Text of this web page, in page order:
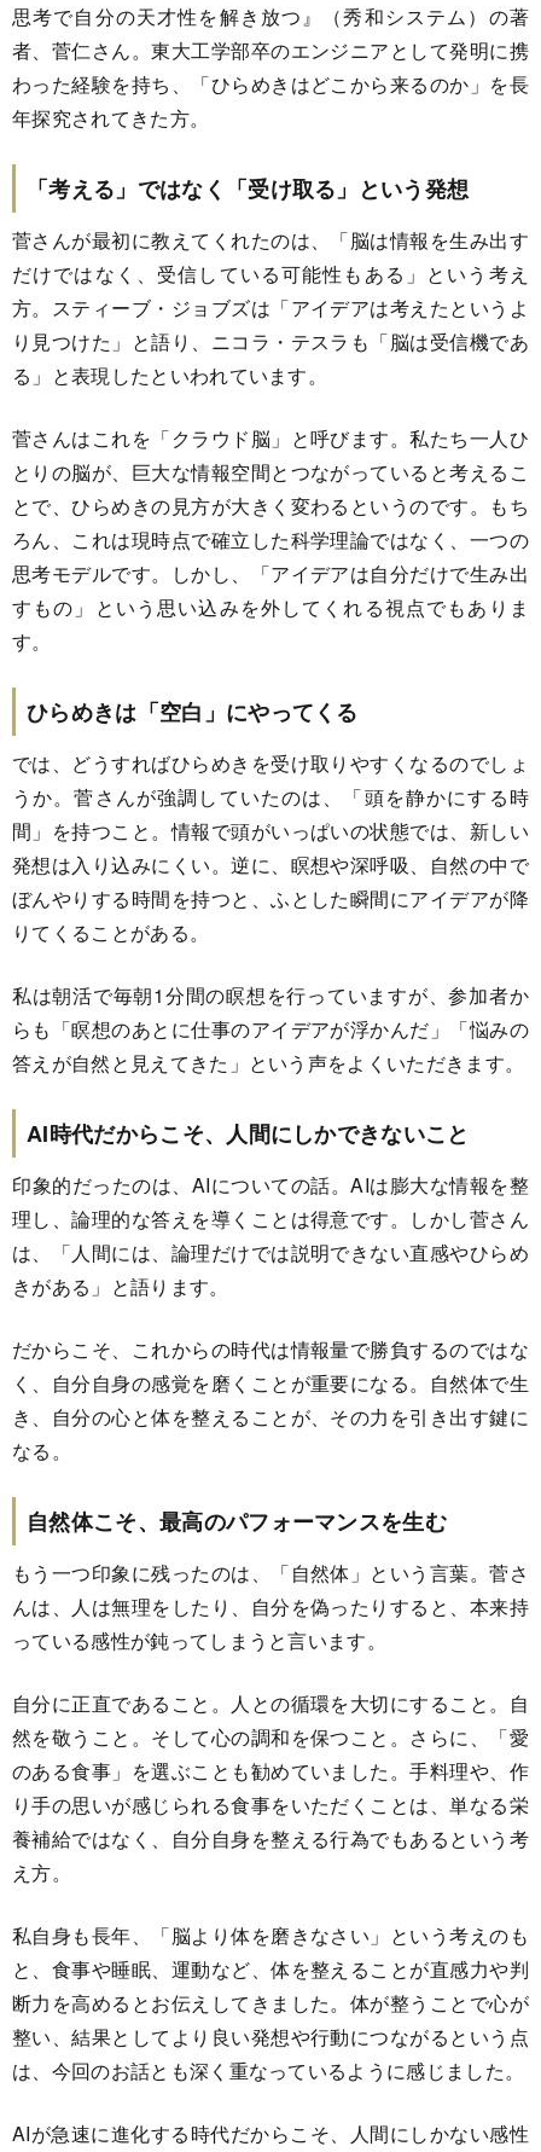
思考で自分の天才性を解き放つ』（秀和システム）の著
者、菅仁さん。東大工学部卒のエンジニアとして発明に携
わった経験を持ち、「ひらめきはどこから来るのか」を長
年探究されてきた方。
「考える」ではなく「受け取る」という発想
菅さんが最初に教えてくれたのは、「脳は情報を生み出す
だけではなく、受信している可能性もある」という考え
方。スティーブ・ジョブズは「アイデアは考えたというよ
り見つけた」と語り、ニコラ・テスラも「脳は受信機であ
る」と表現したといわれています。
菅さんはこれを「クラウド脳」と呼びます。私たち一人ひ
とりの脳が、巨大な情報空間とつながっていると考えるこ
とで、ひらめきの見方が大きく変わるというのです。もち
ろん、これは現時点で確立した科学理論ではなく、一つの
思考モデルです。しかし、「アイデアは自分だけで生み出
すもの」という思い込みを外してくれる視点でもありま
す。
ひらめきは「空白」にやってくる
では、どうすればひらめきを受け取りやすくなるのでしょ
うか。菅さんが強調していたのは、「頭を静かにする時
間」を持つこと。情報で頭がいっぱいの状態では、新しい
発想は入り込みにくい。逆に、瞑想や深呼吸、自然の中で
ぼんやりする時間を持つと、ふとした瞬間にアイデアが降
りてくることがある。
私は朝活で毎朝1分間の瞑想を行っていますが、参加者か
らも「瞑想のあとに仕事のアイデアが浮かんだ」「悩みの
答えが自然と見えてきた」という声をよくいただきます。
AI時代だからこそ、人間にしかできないこと
印象的だったのは、AIについての話。AIは膨大な情報を整
理し、論理的な答えを導くことは得意です。しかし菅さん
は、「人間には、論理だけでは説明できない直感やひらめ
きがある」と語ります。
だからこそ、これからの時代は情報量で勝負するのではな
く、自分自身の感覚を磨くことが重要になる。自然体で生
き、自分の心と体を整えることが、その力を引き出す鍵に
なる。
自然体こそ、最高のパフォーマンスを生む
もう一つ印象に残ったのは、「自然体」という言葉。菅さ
んは、人は無理をしたり、自分を偽ったりすると、本来持
っている感性が鈍ってしまうと言います。
自分に正直であること。人との循環を大切にすること。自
然を敬うこと。そして心の調和を保つこと。さらに、「愛
のある食事」を選ぶことも勧めていました。手料理や、作
り手の思いが感じられる食事をいただくことは、単なる栄
養補給ではなく、自分自身を整える行為でもあるという考
え方。
私自身も長年、「脳より体を磨きなさい」という考えのも
と、食事や睡眠、運動など、体を整えることが直感力や判
断力を高めるとお伝えしてきました。体が整うことで心が
整い、結果としてより良い発想や行動につながるという点
は、今回のお話とも深く重なっているように感じました。
AIが急速に進化する時代だからこそ、人間にしかない感性